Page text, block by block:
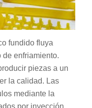
fundido fluya
de enfriamiento.
piezas a un
la calidad. Las
mediante la
por inyección